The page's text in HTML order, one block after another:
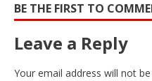
BE THE FIRST TO
Leave a Reply
Your email address will not